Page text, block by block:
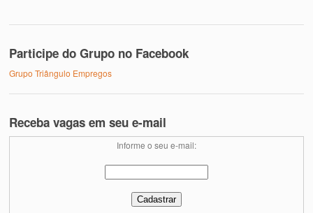
Participe do Grupo no Facebook
Grupo Triângulo Empregos
Receba vagas em seu e-mail
Informe o seu e-mail: